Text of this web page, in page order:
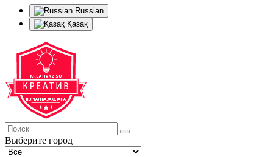
Russian
Қазақ
Выберите город